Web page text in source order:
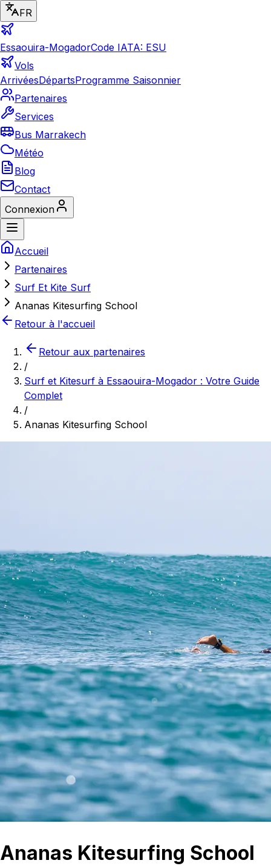
FR
Essaouira-MogadorCode IATA: ESU
Vols
ArrivéesDépartsProgramme Saisonnier
Partenaires
Services
Bus Marrakech
Météo
Blog
Contact
Connexion
Accueil
Partenaires
Surf Et Kite Surf
Ananas Kitesurfing School
Retour à l'accueil
Retour aux partenaires
/
Surf et Kitesurf à Essaouira-Mogador : Votre Guide
Complet
/
Ananas Kitesurfing School
Ananas Kitesurfing School